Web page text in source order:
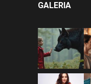
GALERIA